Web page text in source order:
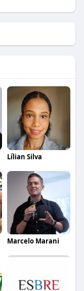
Lílian Silva
Marcelo Marani